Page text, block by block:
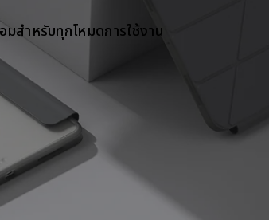
มสำหรับทุกโหมดการใช้งาน